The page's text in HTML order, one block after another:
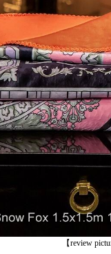
【review
下一张